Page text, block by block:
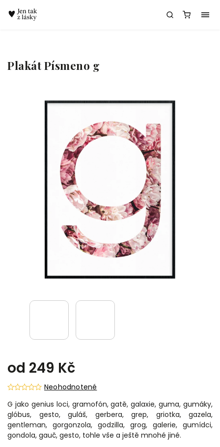
Plakát Písmeno g
od 249 Kč
Neohodnotené
G jako genius loci, gramofón, gatě, galaxie, guma, gumáky,
glóbus, gesto, guláš, gerbera, grep, griotka, gazela,
gentleman, gorgonzola, godzilla, grog, galerie, gumídci,
gondola, gauč, gesto, tohle vše a ještě mnohé jiné.